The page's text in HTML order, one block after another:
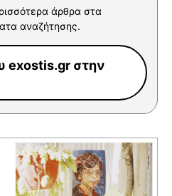
άρθρα στα
αναζήτησης.
exostis.gr στην